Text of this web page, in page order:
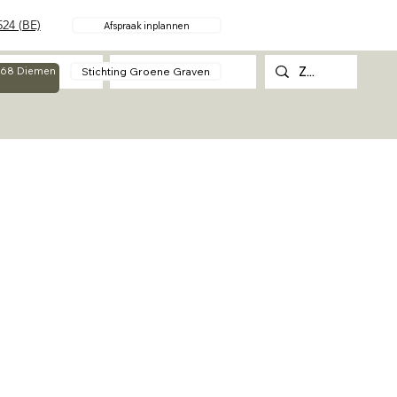
Over Contact
Diemen Stichting Groene Graven
(BE) Afspraak inplannen